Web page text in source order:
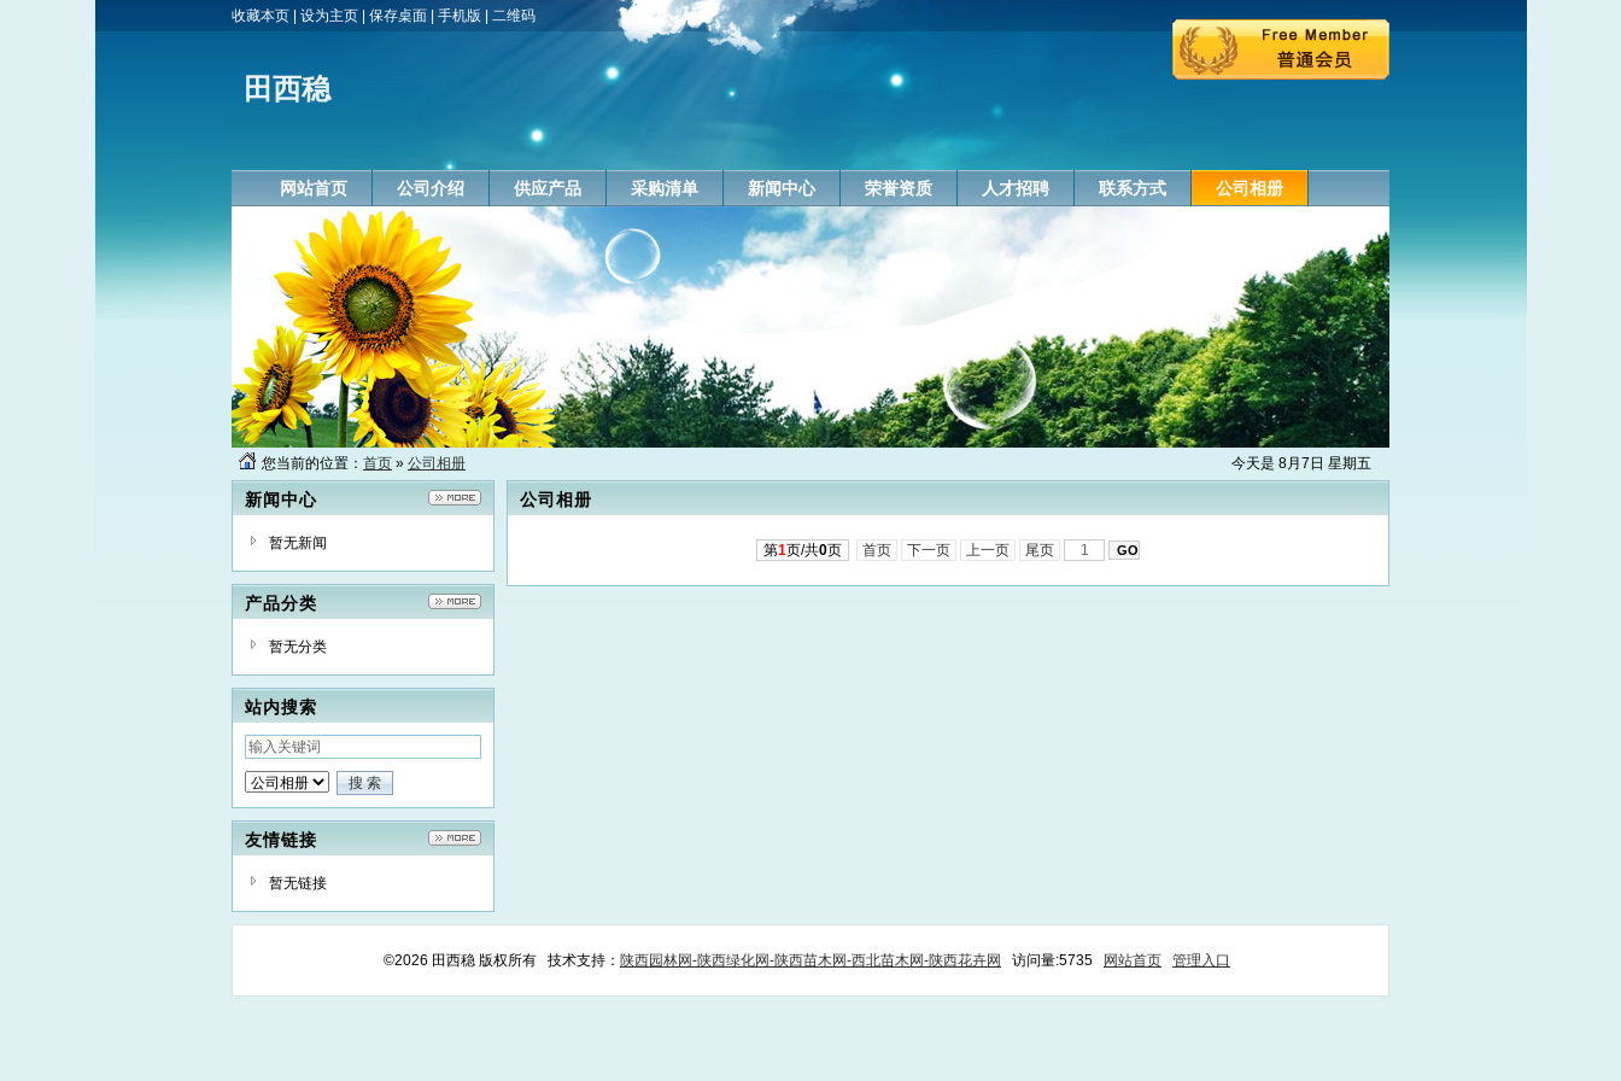
收藏本页 设为主页 保存桌面 手机版 二维码
田西稳
网站首页 公司介绍 供应产品 采购清单 新闻中心 荣誉资质 人才招聘 联系方式 公司相册
今天是 8月7日 星期五
您当前的位置： 首页 » 公司相册
新闻中心
暂无新闻
产品分类
暂无分类
站内搜索
友情链接
暂无链接
公司相册
第1页/共0页 首页 下一页 上一页 尾页
©2026 田西稳 版权所有 技术支持： 陕西园林网-陕西绿化网-陕西苗木网-西北苗木网-陕西花卉网 访问量:5735 网站首页 管理入口